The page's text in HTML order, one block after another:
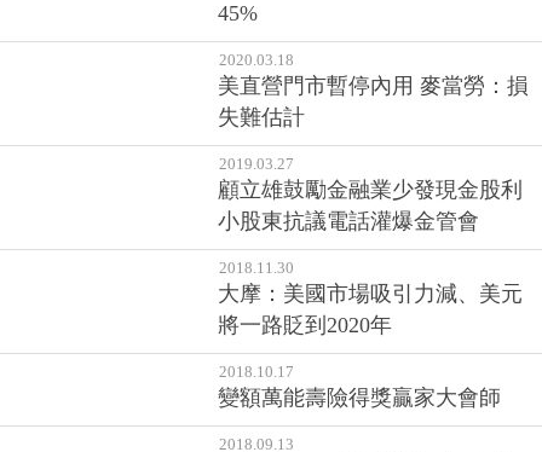
45%
2020.03.18
美直營門市暫停內用 麥當勞：損
失難估計
2019.03.27
顧立雄鼓勵金融業少發現金股利
小股東抗議電話灌爆金管會
2018.11.30
大摩：美國市場吸引力減、美元
將一路貶到2020年
2018.10.17
變額萬能壽險得獎贏家大會師
2018.09.13